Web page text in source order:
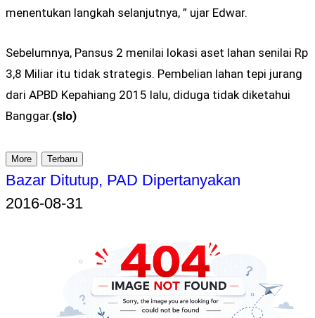
menentukan langkah selanjutnya, ” ujar Edwar.
Sebelumnya, Pansus 2 menilai lokasi aset lahan senilai Rp
3,8 Miliar itu tidak strategis. Pembelian lahan tepi jurang
dari APBD Kepahiang 2015 lalu, diduga tidak diketahui
Banggar.(slo)
More Terbaru
Bazar Ditutup, PAD Dipertanyakan
2016-08-31